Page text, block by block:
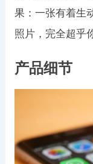
果：一张有着生
照片，完全超乎
产品细节